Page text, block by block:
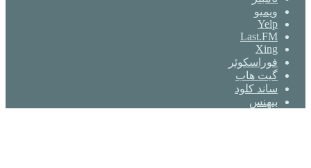
ویمیو
Yelp
Last.FM
Xing
فوراسکوئر
گیت ‌هاب
ساند کلود
بیهنس